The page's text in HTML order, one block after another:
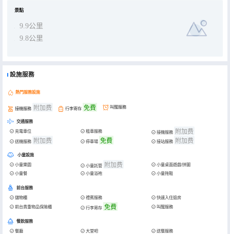
景點
9.9公里
9.8公里
設施服務
熱門服務設施
接機服務 附加费 行李寄存 免費 叫醒服務
交通服務
充電車位 租車服務 接機服務 附加费
送機服務 附加费 停車場 免費 接站服務 附加费
小童設施
小童樂園 小童託管 附加费
小童桌面遊戲/拼圖
小童餐
小童浴袍 小童拖鞋
前台服務
儲物櫃 禮賓服務
快速入住退房
前台貴重物品保險櫃
行李寄存 免費 叫醒服務
餐飲服務
餐廳 大堂吧 送餐服務